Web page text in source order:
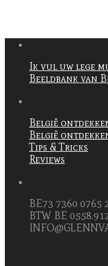
Ik vul uw lege
Beeldbank van
België
België
Tips & Tricks
Reviews
BE73 7360 0765
BTW BE